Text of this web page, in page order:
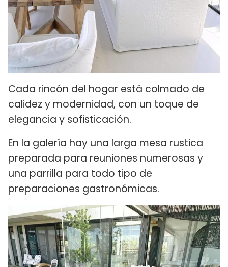
Cada rincón del hogar está colmado de
calidez y modernidad, con un toque de
elegancia y sofisticación.
En la galería hay una larga mesa rustica
preparada para reuniones numerosas y
una parrilla para todo tipo de
preparaciones gastronómicas.